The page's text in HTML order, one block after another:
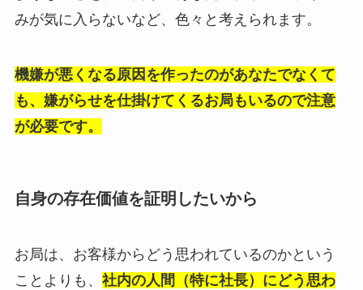
みが気に入らないなど、色々と考えられます。
機嫌が悪くなる原因を作ったのがあなたでなくて
も、嫌がらせを仕掛けてくるお局もいるので注意
が必要です。
自身の存在価値を証明したいから
お局は、お客様からどう思われているのかという
ことよりも、 社内の人間（特に社長）にどう思わ